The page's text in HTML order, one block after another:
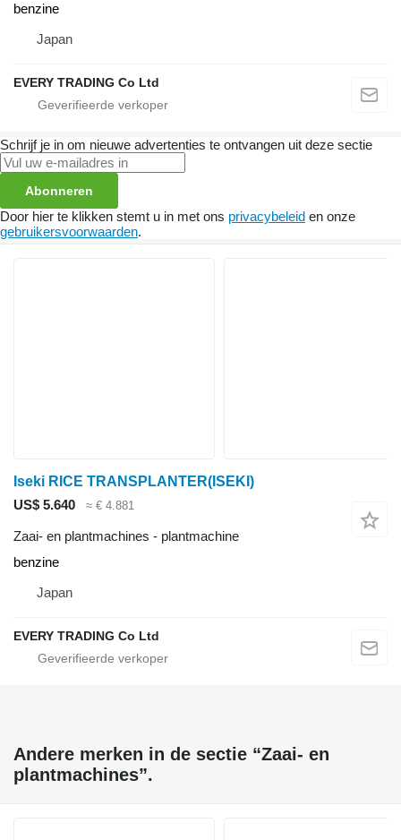
benzine
Japan
EVERY TRADING Co Ltd
Schrijf je in om nieuwe advertenties te ontvangen uit deze sectie
Abonneren
Door hier te klikken stemt u in met ons privacybeleid en onze
gebruikersvoorwaarden.
Iseki RICE TRANSPLANTER(ISEKI)
US$ 5.640
≈ € 4.881
Zaai- en plantmachines - plantmachine
benzine
Japan
EVERY TRADING Co Ltd
Andere merken in de sectie “Zaai- en
plantmachines”.